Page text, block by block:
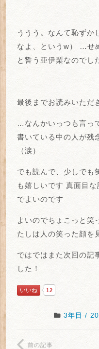
ううう。なんて恥ずか
なよ、というw）
…せ
と誓う亜伊梨なのでし
最後までお読みいただ
…なんかいっつも言っ
書いている中の人が残
（涙）
でも読んで、少しでも
も嬉しいです 真面目な
でよいのです
よいのでちょこっと笑
たしは人の笑った顔を
ではではまた次回の記
した！
いいね 12
3年目 /
前の記事